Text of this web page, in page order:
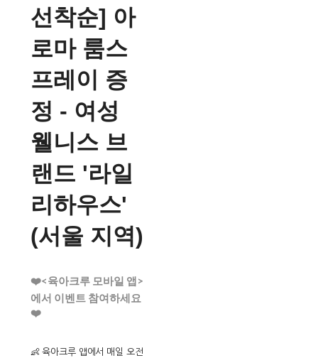
선착순] 아
로마 룸스
프레이 증
정 - 여성
웰니스 브
랜드 '라일
리하우스'
(서울 지역)
❤️<육아크루 모바일 앱>
에서 이벤트 참여하세요
❤️
👶 육아크루 앱에서 매일 오전